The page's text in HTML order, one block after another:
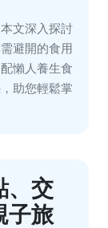
文深入探討
避開的食用
懶人養生食
助您輕鬆掌
、交
子旅